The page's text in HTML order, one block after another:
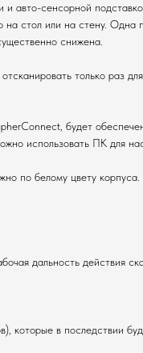
и авто-сенсорной
на стол или на стену. Одна
снижена.
только раз для
будет
использовать ПК для
по белому цвету корпуса.
дальность действия
которые в последствии